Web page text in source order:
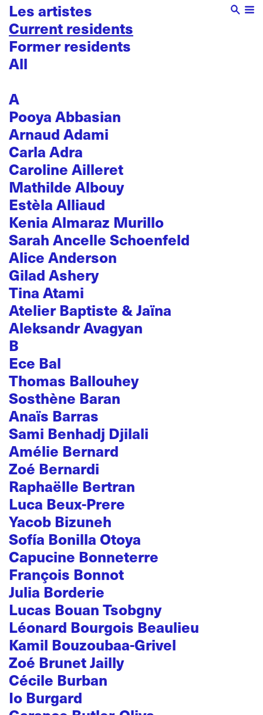
Les artistes
Current residents
Former residents
All
A
Pooya Abbasian
Arnaud Adami
Carla Adra
Caroline Ailleret
Mathilde Albouy
Estèla Alliaud
Kenia Almaraz Murillo
Sarah Ancelle Schoenfeld
Alice Anderson
Gilad Ashery
Tina Atami
Atelier Baptiste & Jaïna
Aleksandr Avagyan
B
Ece Bal
Thomas Ballouhey
Sosthène Baran
Anaïs Barras
Sami Benhadj Djilali
Amélie Bernard
Zoé Bernardi
Raphaëlle Bertran
Luca Beux-Prere
Yacob Bizuneh
Sofía Bonilla Otoya
Capucine Bonneterre
François Bonnot
Julia Borderie
Lucas Bouan Tsobgny
Léonard Bourgois Beaulieu
Kamil Bouzoubaa-Grivel
Zoé Brunet Jailly
Cécile Burban
Io Burgard